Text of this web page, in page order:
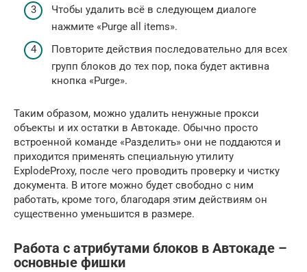
Чтобы удалить всё в следующем диалоге
нажмите «Purge all items».
Повторите действия последовательно для всех
групп блоков до тех пор, пока будет активна
кнопка «Purge».
Таким образом, можно удалить ненужные прокси
объекты и их остатки в Автокаде. Обычно просто
встроенной команде «Разделить» они не поддаются и
приходится применять специальную утилиту
ExplodeProxy, после чего проводить проверку и чистку
документа. В итоге можно будет свободно с ним
работать, кроме того, благодаря этим действиям он
существенно уменьшится в размере.
Работа с атрибутами блоков в Автокаде –
основные фишки